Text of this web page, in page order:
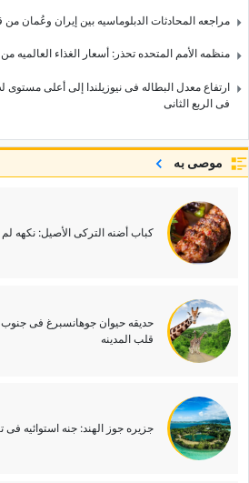
مراجعه المحادثات الدبلوماسیه بین إیران وعُمان من
منظمه الأمم المتحده تحذر: أسعار الغذاء العالمیه
فی الربع الثانی
موصى به
کباب أضنه الترکی الأصیل: نکهه
حدیقه حیوان جوهانسبرغ فی جنوب
قلب المدینه
جزیره جوز الهند: جنه استوائیه فی